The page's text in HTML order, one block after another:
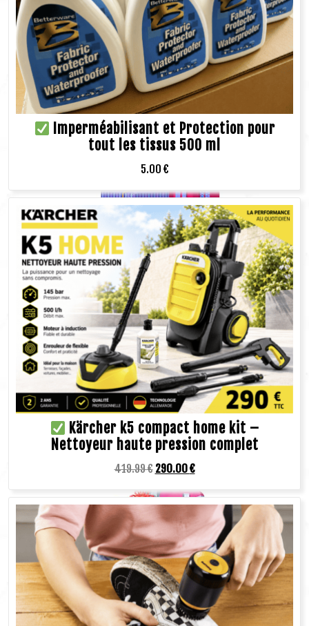
Imperméabilisant et Protection pour
tout les tissus 500 ml
5.00 €
Kärcher k5 compact home kit –
Nettoyeur haute pression complet
419.99€ 290.00€